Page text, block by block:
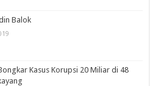
Balok
Kasus Korupsi 20 Miliar di 48